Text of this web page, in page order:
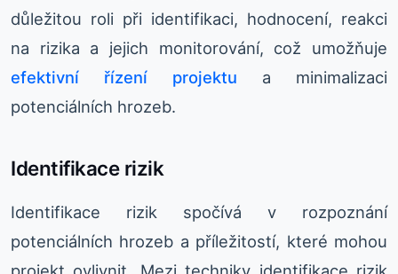
důležitou roli při identifikaci, hodnocení, reakci
na rizika a jejich monitorování, což umožňuje
efektivní řízení projektu a minimalizaci
potenciálních hrozeb.
Identifikace rizik
Identifikace rizik spočívá v rozpoznání
potenciálních hrozeb a příležitostí, které mohou
projekt ovlivnit. Mezi techniky identifikace rizik